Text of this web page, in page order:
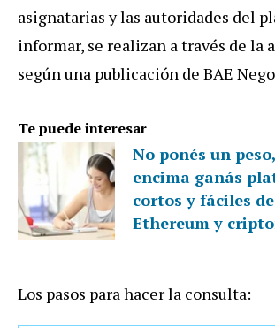
asignatarias y las autoridades del
informar, se realizan a través de la
según una publicación de BAE
Te puede interesar
No ponés un
encima ganás
cortos y fáciles
Ethereum y
Los pasos para hacer la consulta: